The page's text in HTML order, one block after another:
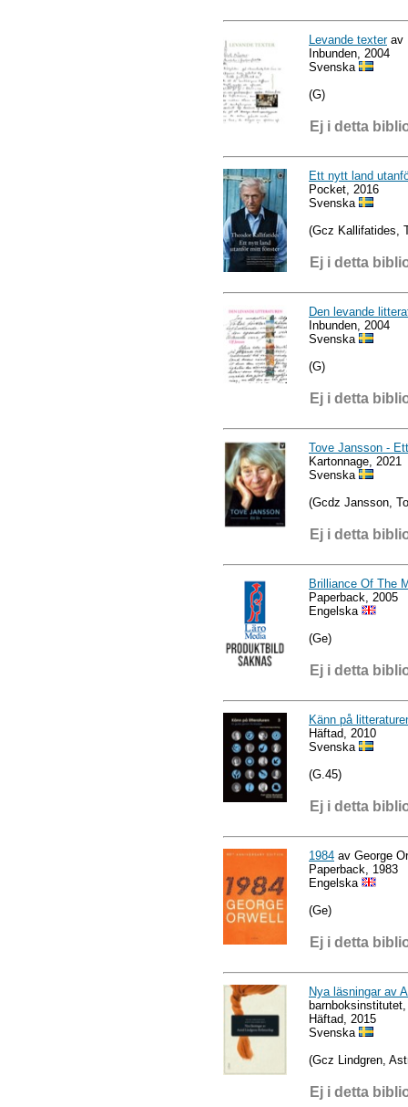
Levande texterav
Inbunden, 2004
Svenska
(G)
Ej i detta
Ett nytt land
Pocket, 2016
Svenska
(Gcz Kallifatides,
Ej i detta
Den levande
Inbunden, 2004
Svenska
(G)
Ej i detta
Tove Jansson -
Kartonnage, 2021
Svenska
(Gcdz Jansson,
Ej i detta
Brilliance Of The
Paperback, 2005
Engelska
(Ge)
Ej i detta
Känn på
Häftad, 2010
Svenska
(G.45)
Ej i detta
1984 av George
Paperback, 1983
Engelska
(Ge)
Ej i detta
Nya läsningar av
Häftad, 2015
Svenska
(Gcz Lindgren,
Ej i detta